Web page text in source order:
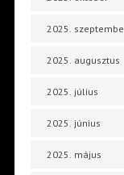
2025.
2025. augusztus
2025. július
2025. június
2025. május